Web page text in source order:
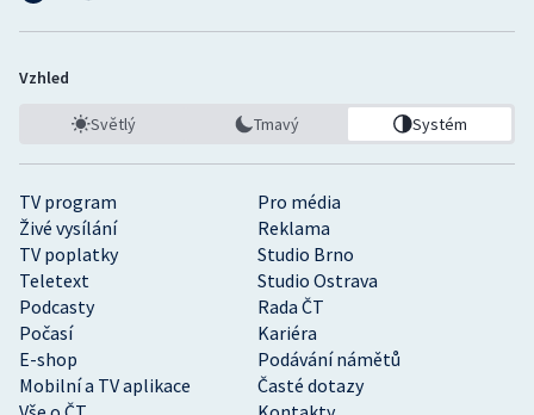
TV program
Pro média
Živé vysílání
Reklama
TV poplatky
Studio Brno
Teletext
Studio Ostrava
Podcasty
Rada ČT
Počasí
Kariéra
E-shop
Podávání námětů
Mobilní a TV aplikace
Časté dotazy
Vzhled
Světlý Tmavý Systém